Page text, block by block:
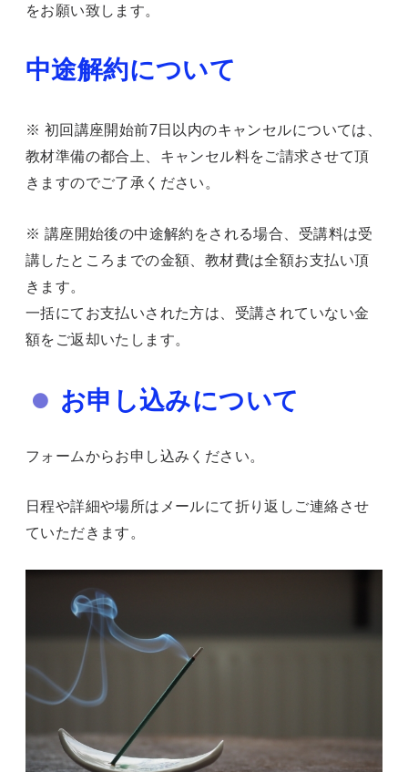
をお願い致します。
中途解約について
※ 初回講座開始前7日以内のキャンセルについては、
教材準備の都合上、キャンセル料をご請求させて頂
きますのでご了承ください。
※ 講座開始後の中途解約をされる場合、受講料は受
講したところまでの金額、教材費は全額お支払い頂
きます。
一括にてお支払いされた方は、受講されていない金
額をご返却いたします。
お申し込みについて
フォームからお申し込みください。
日程や詳細や場所はメールにて折り返しご連絡させ
ていただきます。